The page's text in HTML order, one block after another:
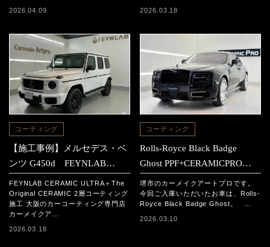
2026.04.09 2026.03.18
コーティング
【施工事例】メルセデス・ベ
ンツ G450d FEYNLAB
CERAMIC ULTRA＋The
Original CERAMIC 2層コーテ
ィング施工
FEYNLAB CERAMIC ULTRA＋The
Original CERAMIC 2層コーティング
施工 大阪のカーコーティング専門店
カーメイクア…
2026.03.18
コーティング
Rolls-Royce Black Badge
Ghost PPF+CERAMICPRO
ION施工事例
堺市のカーメイクアートプロです。
今回ご入庫いただいたお車は、Rolls-
Royce Black Badge Ghost。 …
2026.03.10